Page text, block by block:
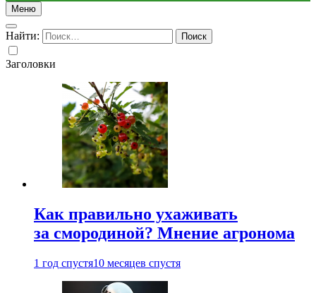
Меню
Найти:
Заголовки
Как правильно ухаживать
за смородиной? Мнение агронома
1 год спустя10 месяцев спустя